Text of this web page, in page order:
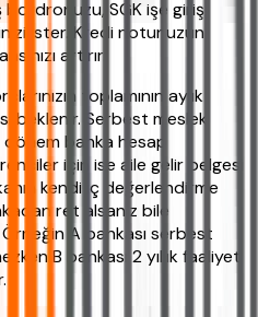
bordronuzu, SGK işe giriş
ister. Kredi notunuzun
artırır.
toplamının aylık
beklenir. Serbest meslek
dönem banka hesap
için ise aile gelir belgesi
kendi iç değerlendirme
ret alsanız bile
A bankası serbest
B bankası 2 yıllık faaliyet